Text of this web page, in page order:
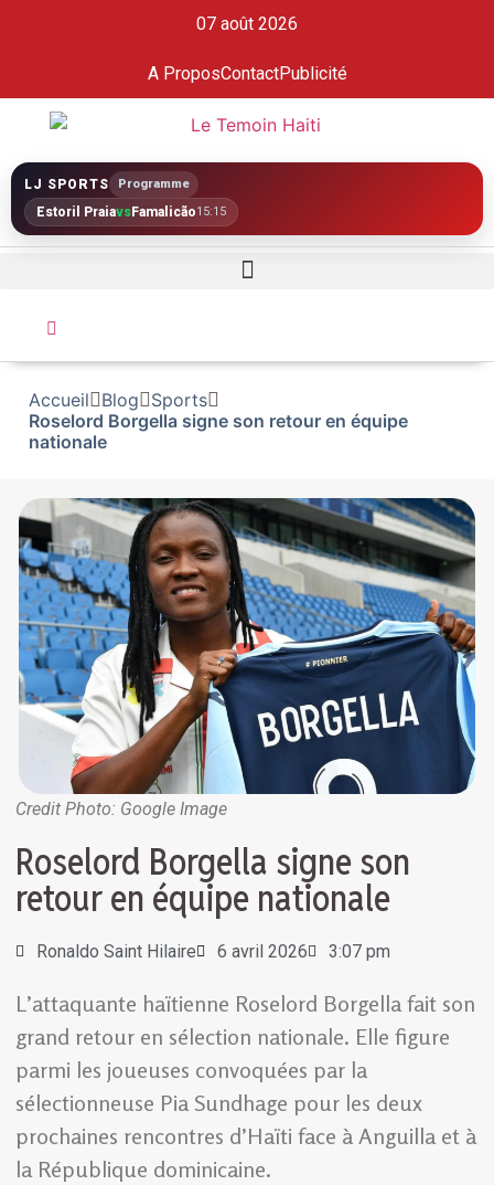
07 août 2026
A ProposContactPublicité
LJ SPORTS Programme
Estoril PraiavsFamalicão15:15
Accueil Blog
Sports
Roselord Borgella signe son retour en équipe
nationale
Credit Photo: Google Image
Roselord Borgella signe son
retour en équipe nationale
Ronaldo Saint Hilaire 6 avril 2026 3:07 pm
L’attaquante haïtienne Roselord Borgella fait son
grand retour en sélection nationale. Elle figure
parmi les joueuses convoquées par la
sélectionneuse Pia Sundhage pour les deux
prochaines rencontres d’Haïti face à Anguilla et à
la République dominicaine.